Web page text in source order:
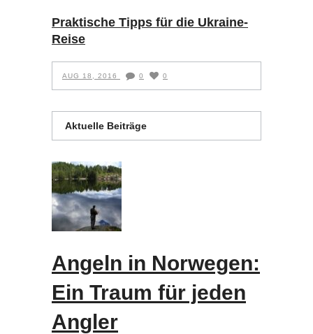
Praktische Tipps für die Ukraine-
Reise
AUG 18, 2016 0 0
Aktuelle Beiträge
Angeln in Norwegen:
Ein Traum für jeden
Angler